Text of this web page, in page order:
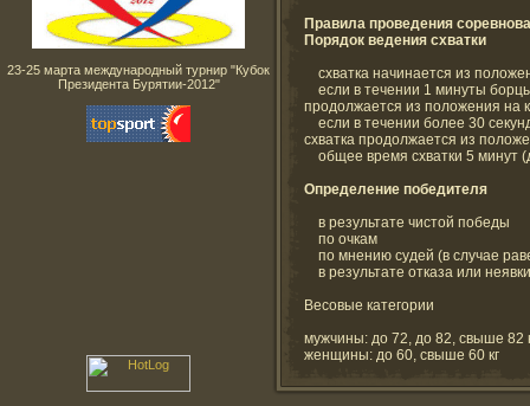
23-25 марта международный турнир "Кубок
Президента Бурятии-2012"
Правила проведения
Порядок ведения схватки
схватка начинается из
если в течении 1 минуты
продолжается из положения на
если в течении более 30
схватка продолжается из
общее время схватки 5 минут
Определение победителя
в результате чистой победы
по очкам
по мнению судей (в случае
в результате отказа или
Весовые категории
мужчины: до 72, до 82, свыше 82
женщины: до 60, свыше 60 кг